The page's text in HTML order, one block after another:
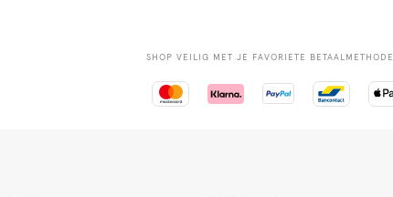
SHOP VEILIG MET JE FAVORIETE BETAALMETHODE